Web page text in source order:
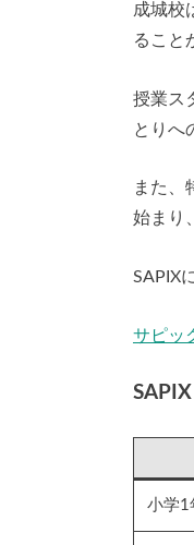
成城校
ること
授業ス
とりへ
また、
始まり
SAPIX
サピッ
小学1